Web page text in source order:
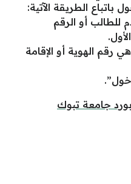
باتباع الطريقة الآتية:
للطالب أو الرقم
رقم الهوية أو الإقامة
جامعة تبوك